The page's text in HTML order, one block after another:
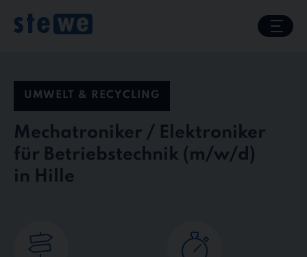
content
UMWELT & RECYCLING
Mechatroniker / Elektroniker
für Betriebstechnik
in Hille